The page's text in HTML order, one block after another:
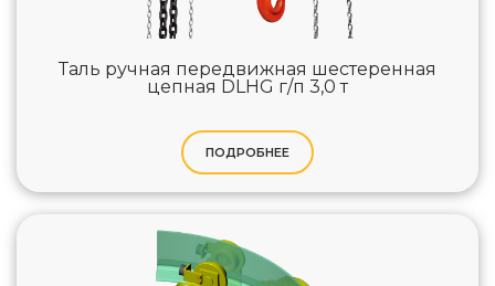
Таль ручная передвижная шестеренная
цепная DLHG г/п 3,0 т
ПОДРОБНЕЕ